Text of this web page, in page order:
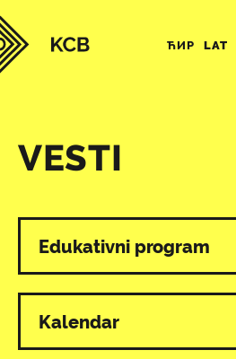
ЋИР LAT
VESTI
Svi programi
Edukativni program
Kalendar